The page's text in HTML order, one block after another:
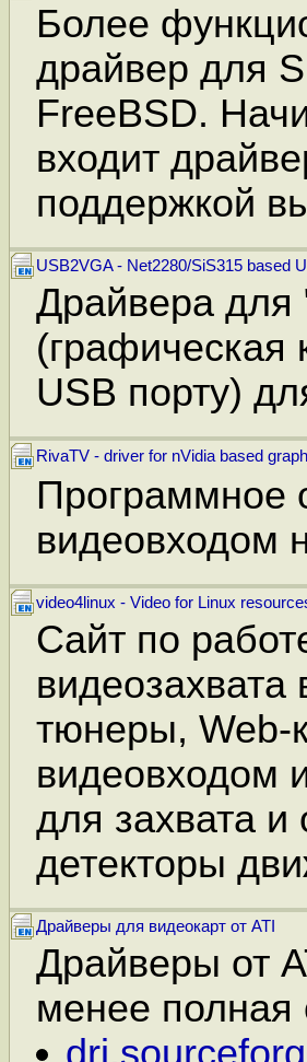
Более
драйвер для
FreeBSD.
входит
поддержкой
USB2VGA - Net2280/SiS315 based
Драйвера для
(графическая
USB порту)
RivaTV - driver for nVidia based
Программное
видеовходом
video4linux - Video for Linux
Сайт по
тюнеры, Web-
видеовходом
для захвата и
детекторы
Драйверы для видеокарт от ATI
Драйверы от
менее